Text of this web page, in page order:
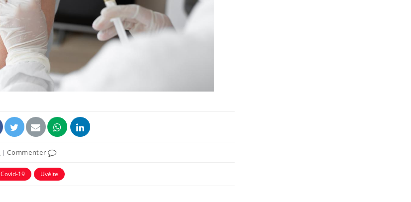
|Commenter
Covid-19 Uvéite